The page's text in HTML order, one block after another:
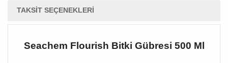
TAKSIT SEÇENEKLERI
Seachem Flourish Bitki Gübresi 500 Ml